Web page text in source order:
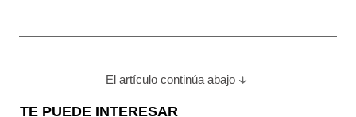
El artículo continúa abajo
TE PUEDE INTERESAR